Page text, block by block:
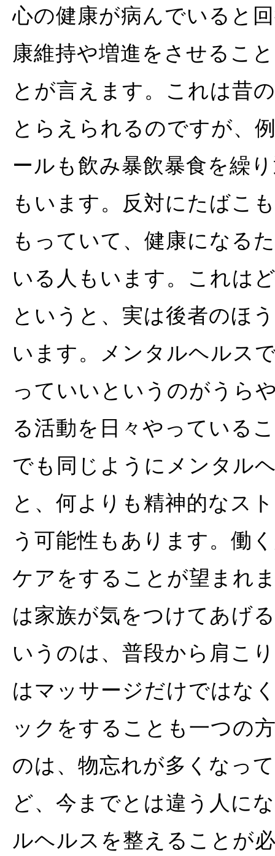
心の健康が病んでいると
康維持や増進をさせるこ
とが言えます。これは昔
とらえられるのですが、
ールも飲み暴飲暴食を繰
もいます。反対にたばこ
もっていて、健康になる
いる人もいます。これは
というと、実は後者のほ
います。メンタルヘルス
っていいというのがうら
る活動を日々やっている
でも同じようにメンタル
と、何よりも精神的なス
う可能性もあります。働
ケアをすることが望まれ
は家族が気をつけてあげ
いうのは、普段から肩こ
はマッサージだけではな
ックをすることも一つの
のは、物忘れが多くなっ
ど、今までとは違う人に
ルヘルスを整えることが